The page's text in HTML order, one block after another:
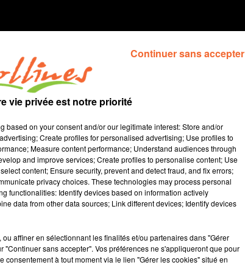
semaine le jeudi à 7h40
5 min 24 sec
vie privée est notre priorité
based on your consent and/or our legitimate interest: Store and/or
Create profiles for personalised advertising; Use profiles to
Measure content performance; Understand audiences through
and improve services; Create profiles to personalise content; Use
content; Ensure security, prevent and detect fraud, and fix errors;
privacy choices. These technologies may process personal
functionalities: Identify devices based on information actively
data from other data sources; Link different devices; Identify devices
affiner en sélectionnant les finalités et/ou partenaires dans "Gérer
sans accepter". Vos préférences ne s'appliqueront que pour
consentement à tout moment via le lien "Gérer les cookies" situé en
Continuer sans accepter